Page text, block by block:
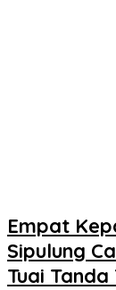
Empat
Sipulung
Tuai Tanda